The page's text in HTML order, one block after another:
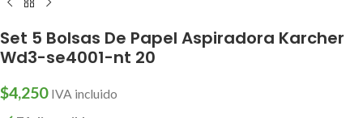
Set 5 Bolsas De Papel Aspiradora Karcher
Wd3-se4001-nt 20
$4,250 IVA incluido